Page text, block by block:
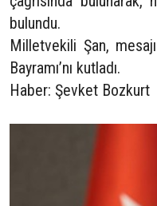
bulundu.
Milletvekili Şan,
Bayramı’nı kutladı.
Haber: Şevket Bozkurt